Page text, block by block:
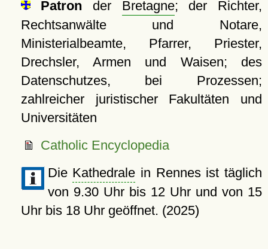
Patron der Bretagne; der Richter,
Rechtsanwälte und Notare,
Ministerialbeamte, Pfarrer, Priester,
Drechsler, Armen und Waisen; des
Datenschutzes, bei Prozessen;
zahlreicher juristischer Fakultäten und
Universitäten
Catholic Encyclopedia
Die Kathedrale in Rennes ist täglich
von 9.30 Uhr bis 12 Uhr und von 15
Uhr bis 18 Uhr geöffnet. (2025)